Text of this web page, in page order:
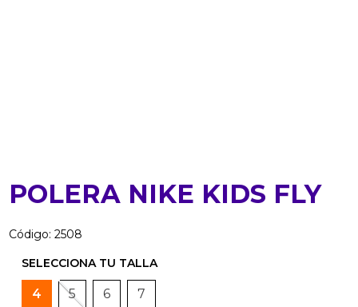
POLERA NIKE KIDS FLY
Código:2508
4 5 6 7